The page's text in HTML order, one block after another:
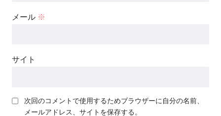
メール ※
サイト
次回のコメントで使用するためブラウザーに自分の名前、
メールアドレス、サイトを保存する。